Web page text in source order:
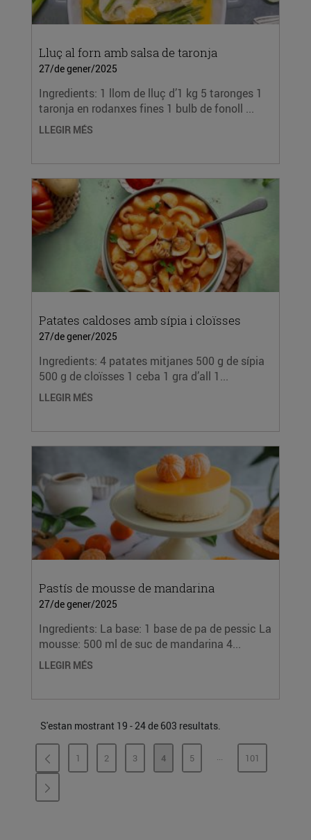
Lluç al forn amb salsa de taronja
27/de gener/2025
Ingredients: 1 llom de lluç d’1 kg 5 taronges 1
taronja en rodanxes fines 1 bulb de fonoll ...
LLEGIR MÉS
Patates caldoses amb sípia i cloïsses
27/de gener/2025
Ingredients: 4 patates mitjanes 500 g de sípia
500 g de cloïsses 1 ceba 1 gra d’all 1...
LLEGIR MÉS
Pastís de mousse de mandarina
27/de gener/2025
Ingredients: La base: 1 base de pa de pessic La
mousse: 500 ml de suc de mandarina 4...
LLEGIR MÉS
S'estan mostrant 19 - 24 de 603 resultats.
PÀGINA
1 PÀGINA
2 PÀGINA
3 PÀGINA
4 PÀGINA
5 ...PÀGINESPÀGINA
101